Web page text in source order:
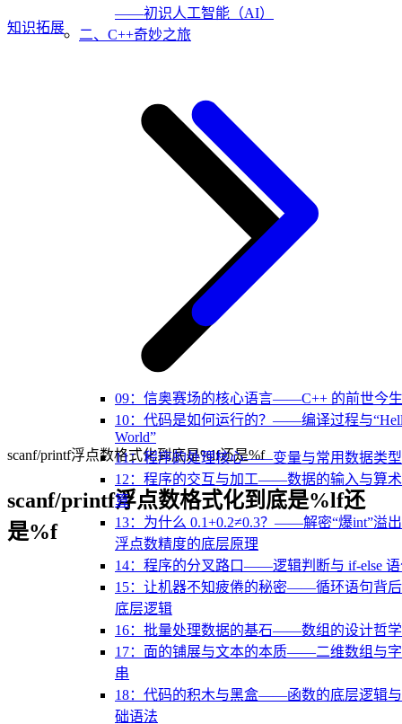
——初识人工智能（AI）
二、C++奇妙之旅
09：信奥赛场的核心语言——C++ 的前世今生
10：代码是如何运行的？——编译过程与
World”
11：程序的处理核心——变量与常用数据类型
12：程序的交互与加工——数据的输入与算
算
13：为什么 0.1+0.2≠0.3？——解密“爆int”溢
浮点数精度的底层原理
14：程序的分叉路口——逻辑判断与 if-else
15：让机器不知疲倦的秘密——循环语句背
底层逻辑
16：批量处理数据的基石——数组的设计哲学
17：面的铺展与文本的本质——二维数组与
串
18：代码的积木与黑盒——函数的底层逻辑
础语法
知识拓展
scanf/printf浮点数格式化到底是%lf还是%f
scanf/printf浮点数格式化到底是%lf还
是%f